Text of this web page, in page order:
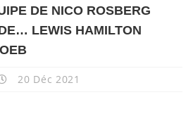
DE NICO ROSBERG
LEWIS HAMILTON
20 Déc 2021